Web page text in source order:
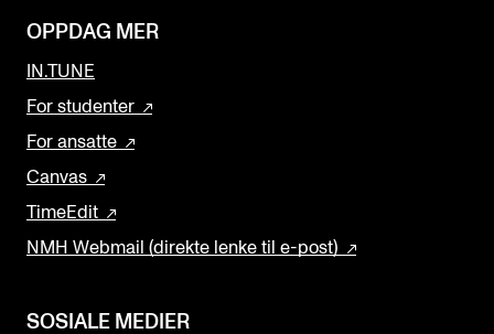
OPPDAG MER
IN.TUNE
For studenter
For ansatte
Canvas
TimeEdit
NMH Webmail (direkte lenke til e-post)
SOSIALE MEDIER